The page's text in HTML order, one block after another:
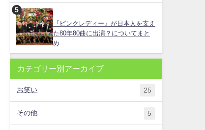
『ピンクレディー』が日本人を支え
た80年80曲に出演？についてまと
め
カテゴリー別アーカイブ
お笑い 25
その他 5